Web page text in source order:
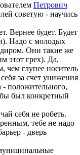
Петрович
советую - научись
Вернее будет. Будет
Надо с молодых
Они такие же
этот грех). Да,
чем глупее носитель
за счет унижения
- положительного,
был конкретный
себя не робеть.
тебе не надо
- дверь